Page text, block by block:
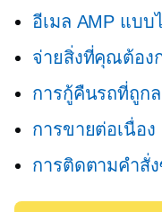
อีเมล AMP แบบ
จ่ายสิ่งที่คุณต้อง
การกู้คืนรถที่ถูก
การขายต่อเนื่อง
การติดตามคำสั่ง